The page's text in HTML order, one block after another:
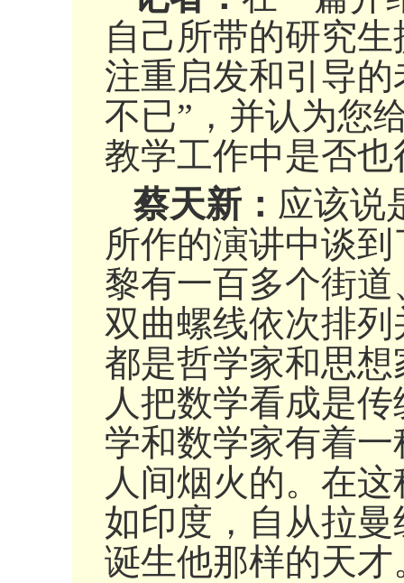
自己所带的研究
注重启发和引导
不已”，并认为您
教学工作中是否
蔡天新： 应该说
所作的演讲中谈
黎有一百多个街
双曲螺线依次排
都是哲学家和思
人把数学看成是
学和数学家有着
人间烟火的。在
如印度，自从拉
诞生他那样的天才